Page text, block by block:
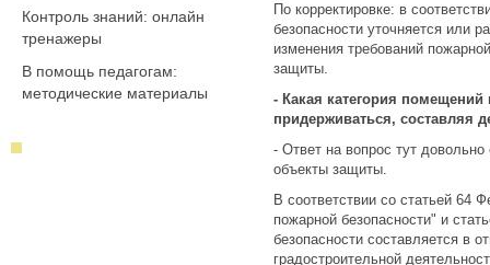
Контроль знаний: онлайн
тренажеры
В помощь педагогам:
методические материалы
По корректировке: в
безопасности уточняется или
изменения требований
защиты.
- Какая категория помещений
придерживаться, составляя
- Ответ на вопрос тут
объекты защиты.
В соответствии со статьей 64
пожарной безопасности" и
безопасности составляется в
градостроительной